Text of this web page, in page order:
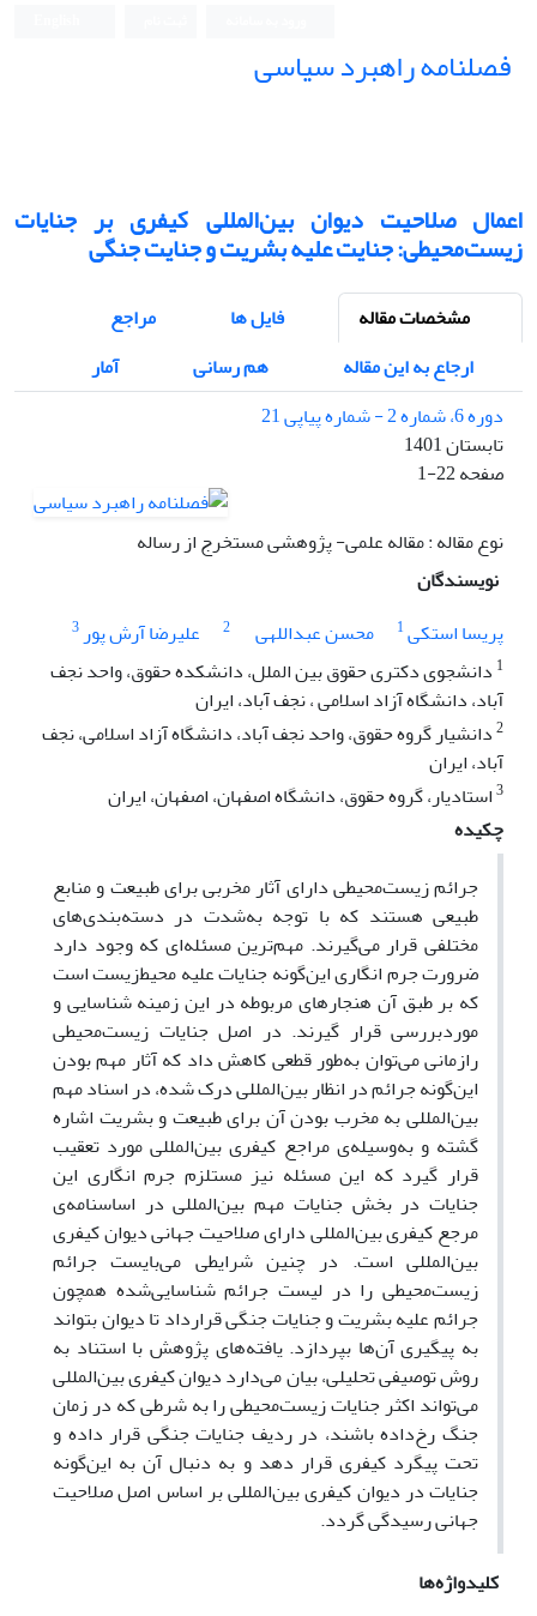
فصلنامه راهبرد سیاسی
اعمال صلاحیت دیوان بین‌المللی کیفری بر جنایات
زیست‌محیطی: جنایت علیه بشریت و جنایت جنگی
مشخصات مقاله فایل ها
مراجع
ارجاع به این مقاله
هم رسانی
آمار
دوره 6، شماره 2 - شماره پیاپی 21
تابستان 1401
صفحه1-22
نوع مقاله : مقاله علمی- پژوهشی مستخرج از رساله
نویسندگان
پریسا استکی1 محسن عبداللهی 2 علیرضا آرش پور3
1 دانشجوی دکتری حقوق بین الملل، دانشکده حقوق، واحد نجف
آباد، دانشگاه آزاد اسلامی ، نجف آباد، ایران
2دانشیار گروه حقوق، واحد نجف آباد، دانشگاه آزاد اسلامی، نجف
آباد، ایران
3استادیار، گروه حقوق، دانشگاه اصفهان، اصفهان، ایران
چکیده
جرائم زیست‌محیطی دارای آثار مخربی برای طبیعت و منابع
طبیعی هستند که با توجه به‌شدت در دسته‌بندی‌های
مختلفی قرار می‌گیرند. مهم‌ترین مسئله‌ای که وجود دارد
ضرورت جرم انگاری این‌گونه جنایات علیه محیط‌زیست است
که بر طبق آن هنجارهای مربوطه در این زمینه شناسایی و
موردبررسی قرار گیرند. در اصل جنایات زیست‌محیطی
رازمانی می‌توان به‌طور قطعی کاهش داد که آثار مهم بودن
این‌گونه جرائم در انظار بین‌المللی درک شده، در اسناد مهم
بین‌المللی به مخرب بودن آن برای طبیعت و بشریت اشاره
گشته و به‌وسیله‌ی مراجع کیفری بین‌المللی مورد تعقیب
قرار گیرد که این مسئله نیز مستلزم جرم انگاری این
جنایات در بخش جنایات مهم بین‌المللی در اساسنامه‌ی
مرجع کیفری بین‌المللی دارای صلاحیت جهانی دیوان کیفری
بین‌المللی است. در چنین شرایطی می‌بایست جرائم
زیست‌محیطی را در لیست جرائم شناسایی‌شده همچون
جرائم علیه بشریت و جنایات جنگی قرارداد تا دیوان بتواند
به پیگیری آن‌ها بپردازد. یافته‌های پژوهش با استناد به
روش توصیفی تحلیلی، بیان می‌دارد دیوان کیفری بین‌المللی
می‌تواند اکثر جنایات زیست‌محیطی را به شرطی که در زمان
جنگ رخ‌داده باشند، در ردیف جنایات جنگی قرار داده و
تحت پیگرد کیفری قرار دهد و به دنبال آن به این‌گونه
جنایات در دیوان کیفری بین‌المللی بر اساس اصل صلاحیت
جهانی رسیدگی گردد.
کلیدواژه‌ها